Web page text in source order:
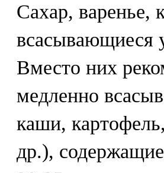
Сахар, варенье,
всасывающиеся
Вместо них
медленно
каши,
др.),